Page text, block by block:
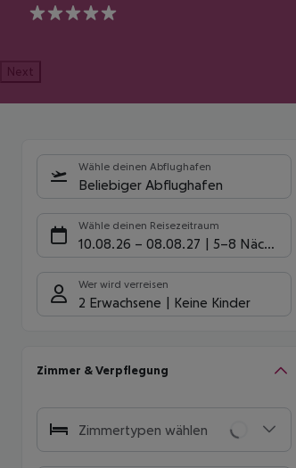
5
Next
Wähle deinen Abflughafen
Beliebiger Abflughafen
Wähle deinen Reisezeitraum
10.08.26 – 08.08.27 5-8 Nächte
Wer wird verreisen
2 Erwachsene Keine Kinder
Zimmer & Verpflegung
Zimmertypen wählen